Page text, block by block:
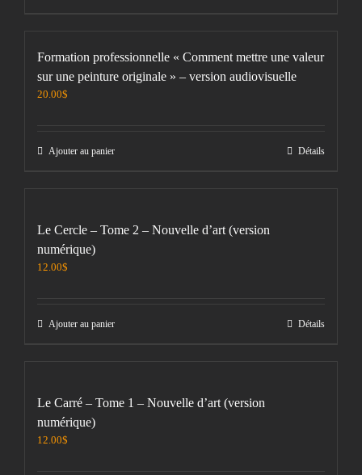
Formation professionnelle « Comment mettre une valeur
sur une peinture originale » – version audiovisuelle
20.00$
Ajouter au panier Détails
Le Cercle – Tome 2 – Nouvelle d’art (version
numérique)
12.00$
Ajouter au panier Détails
Le Carré – Tome 1 – Nouvelle d’art (version
numérique)
12.00$